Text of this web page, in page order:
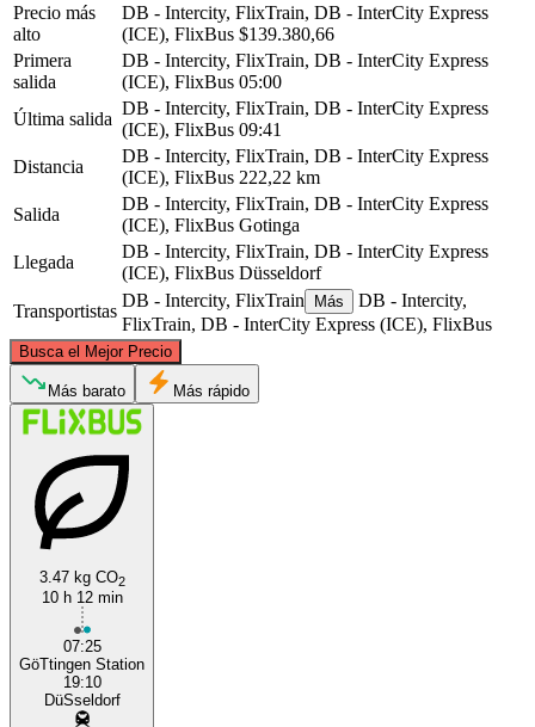
Precio más
alto
DB - Intercity, FlixTrain, DB - InterCity Express
(ICE), FlixBus $139.380,66
Primera
salida
DB - Intercity, FlixTrain, DB - InterCity Express
(ICE), FlixBus 05:00
Última salida
DB - Intercity, FlixTrain, DB - InterCity Express
(ICE), FlixBus 09:41
Distancia
DB - Intercity, FlixTrain, DB - InterCity Express
(ICE), FlixBus 222,22 km
Salida
DB - Intercity, FlixTrain, DB - InterCity Express
(ICE), FlixBus Gotinga
Llegada
DB - Intercity, FlixTrain, DB - InterCity Express
(ICE), FlixBus Düsseldorf
Transportistas
DB - Intercity, FlixTrain Más
DB - Intercity,
FlixTrain, DB - InterCity Express (ICE), FlixBus
Busca el Mejor Precio
Düsseldorf
©CARTO, ©OpenStreetMapcontributors
Más barato Más rápido
3.47 kg CO2
10 h 12 min
07:25
GöTtingen Station
19:10
DüSseldorf